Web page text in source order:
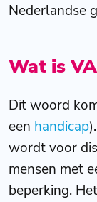
Nederlandse
Wat is
Dit woord
een handicap
wordt voor
mensen met
beperking.